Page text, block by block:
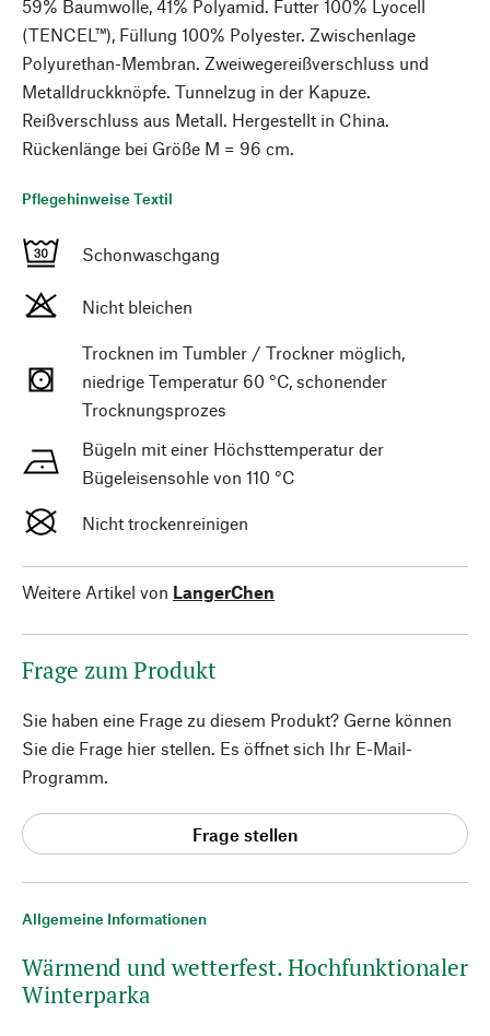
Allgemeine Informationen
Wärmend und wetterfest. Hochfunktionaler
Winterparka
59% Baumwolle, 41% Polyamid. Futter 100% Lyocell
(TENCEL™), Füllung 100% Polyester. Zwischenlage
Polyurethan-Membran. Zweiwegereißverschluss und
Metalldruckknöpfe. Tunnelzug in der Kapuze.
Reißverschluss aus Metall. Hergestellt in China.
Rückenlänge bei Größe M = 96 cm.
Pflegehinweise Textil
Schonwaschgang
Nicht bleichen
Trocknen im Tumbler / Trockner möglich,
niedrige Temperatur 60 °C, schonender
Trocknungsprozes
Bügeln mit einer Höchsttemperatur der
Bügeleisensohle von 110 °C
Nicht trockenreinigen
Weitere Artikel von LangerChen
Frage zum Produkt
Sie haben eine Frage zu diesem Produkt? Gerne können
Sie die Frage hier stellen. Es öffnet sich Ihr E-Mail-
Programm.
Frage stellen